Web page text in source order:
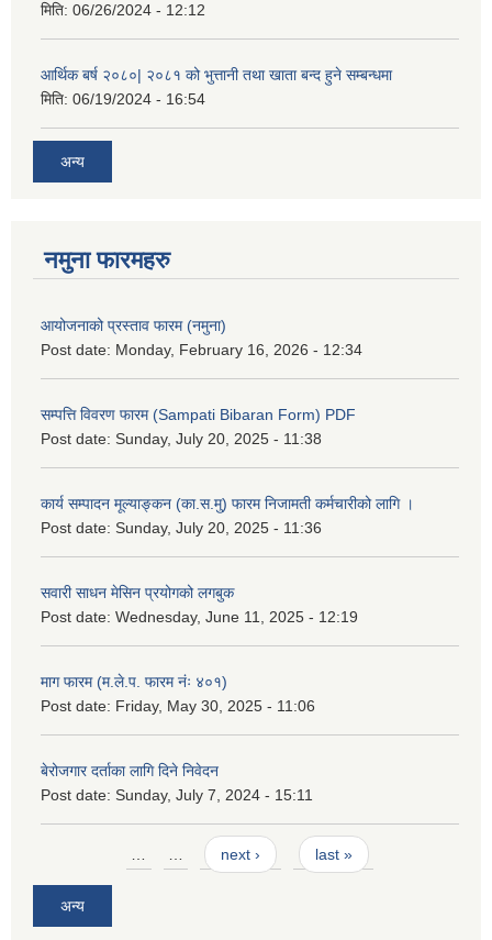
मिति: 06/26/2024 - 12:12
आर्थिक बर्ष २०८०| २०८१ को भुत्तानी तथा खाता बन्द हुने सम्बन्धमा
मिति: 06/19/2024 - 16:54
अन्य
नमुना फारमहरु
आयोजनाको प्रस्ताव फारम (नमुना)
Post date: Monday, February 16, 2026 - 12:34
सम्पत्ति विवरण फारम (Sampati Bibaran Form) PDF
Post date: Sunday, July 20, 2025 - 11:38
कार्य सम्पादन मूल्याङ्कन (का.स.मु) फारम निजामती कर्मचारीको लागि ।
Post date: Sunday, July 20, 2025 - 11:36
सवारी साधन मेसिन प्रयोगको लगबुक
Post date: Wednesday, June 11, 2025 - 12:19
माग फारम (म.ले.प. फारम नंः ४०१)
Post date: Friday, May 30, 2025 - 11:06
बेरोजगार दर्ताका लागि दिने निवेदन
Post date: Sunday, July 7, 2024 - 15:11
… … next › last »
अन्य